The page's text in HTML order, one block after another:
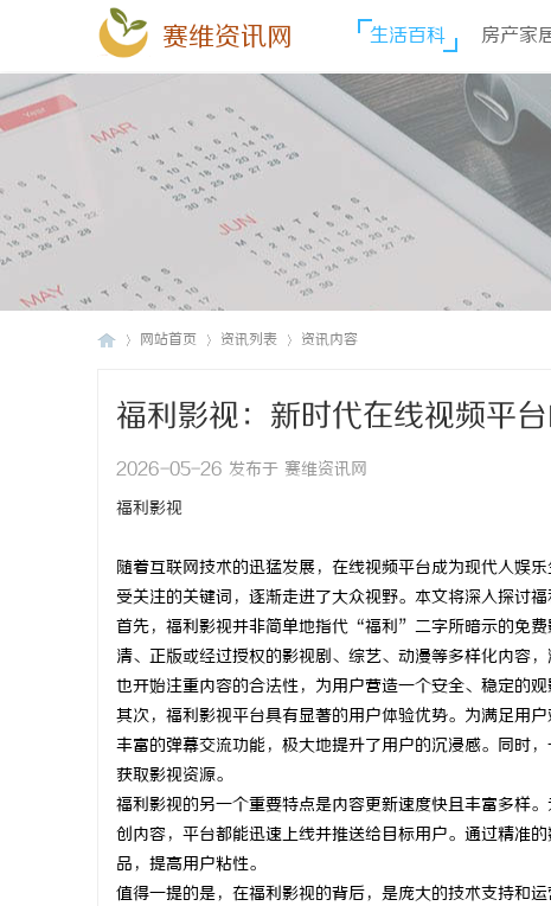
赛维资讯网 生活百科 房产家
网站首页 资讯列表 资讯内容
福利影视：新时代在线视频平
2026-05-26 发布于 赛维资讯网
福利影视
随着互联网技术的迅猛发展，在线视频平台成为现代人娱
受关注的关键词，逐渐走进了大众视野。本文将深入探讨
首先，福利影视并非简单地指代“福利”二字所暗示的免
清、正版或经过授权的影视剧、综艺、动漫等多样化内容
也开始注重内容的合法性，为用户营造一个安全、稳定的观
其次，福利影视平台具有显著的用户体验优势。为满足用
丰富的弹幕交流功能，极大地提升了用户的沉浸感。同时
获取影视资源。
福利影视的另一个重要特点是内容更新速度快且丰富多样
创内容，平台都能迅速上线并推送给目标用户。通过精准
品，提高用户粘性。
值得一提的是，在福利影视的背后，是庞大的技术支持和